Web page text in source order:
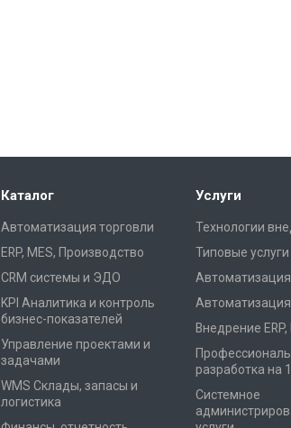
Каталог
Автоматизация торговли
ERP, MES, Производство
CRM системы и ЭДО
KPI Аналитика и контроль
бизнес-показателей
Управление проектами и
задачами
WMS Склады, запасы и
логистика
Услуги
Технологии
Типовые
Внедрение
разработка на
Системное